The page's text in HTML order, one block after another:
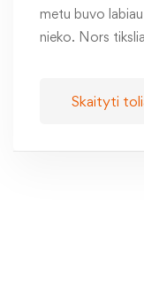
metu buvo
nieko. Nors
Skaityti